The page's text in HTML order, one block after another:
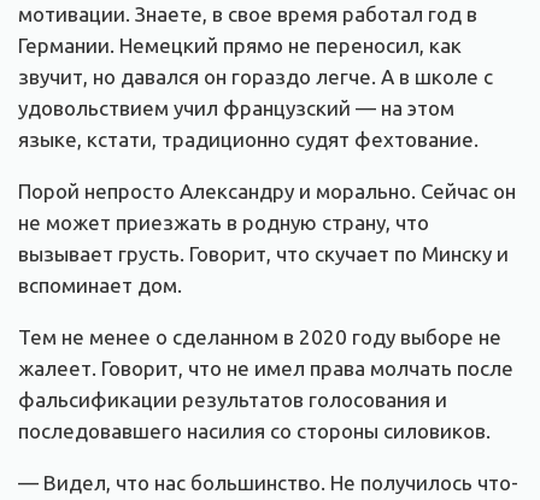
мотивации. Знаете, в свое время работал год в
Германии. Немецкий прямо не переносил, как
звучит, но давался он гораздо легче. А в школе с
удовольствием учил французский — на этом
языке, кстати, традиционно судят фехтование.
Порой непросто Александру и морально. Сейчас он
не может приезжать в родную страну, что
вызывает грусть. Говорит, что скучает по Минску и
вспоминает дом.
Тем не менее о сделанном в 2020 году выборе не
жалеет. Говорит, что не имел права молчать после
фальсификации результатов голосования и
последовавшего насилия со стороны силовиков.
— Видел, что нас большинство. Не получилось что-